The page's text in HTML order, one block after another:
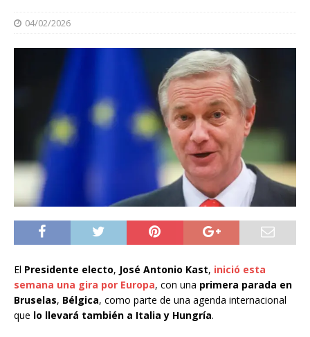
04/02/2026
El Presidente electo, José Antonio Kast, inició esta
semana una gira por Europa, con una primera parada en
Bruselas, Bélgica, como parte de una agenda internacional
que lo llevará también a Italia y Hungría.